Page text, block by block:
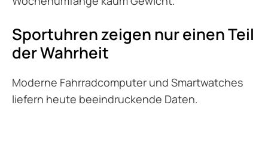
Sportuhren zeigen nur einen Teil
der Wahrheit
Moderne Fahrradcomputer und Smartwatches
liefern heute beeindruckende Daten.